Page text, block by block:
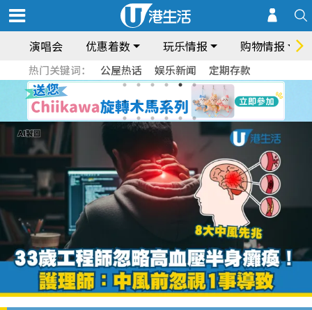
演唱会 优惠着数 玩乐情报 购物情报
热门关键词： 公屋热话 娱乐新闻 定期存款